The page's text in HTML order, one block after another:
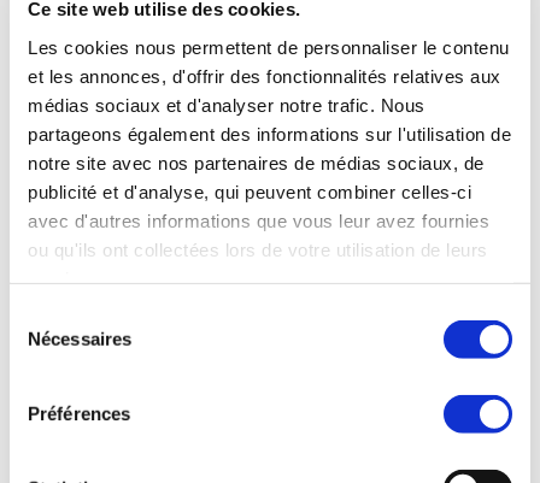
Ce site web utilise des cookies.
Les cookies nous permettent de personnaliser le contenu
et les annonces, d'offrir des fonctionnalités relatives aux
médias sociaux et d'analyser notre trafic. Nous
partageons également des informations sur l'utilisation de
notre site avec nos partenaires de médias sociaux, de
publicité et d'analyse, qui peuvent combiner celles-ci
avec d'autres informations que vous leur avez fournies
ou qu'ils ont collectées lors de votre utilisation de leurs
Nécessaires
Préférences
les infrastructures et à une intégration
régionale croissante, Macao s’impose
comme un pôle logistique en plein essor en
Asie. Son emplacement géographique
avantageux, ses installations modernes et le
soutien des pouvoirs publics en font une
base de choix pour les entreprises qui
souhaitent développer leurs activités
#GreaterBayArea